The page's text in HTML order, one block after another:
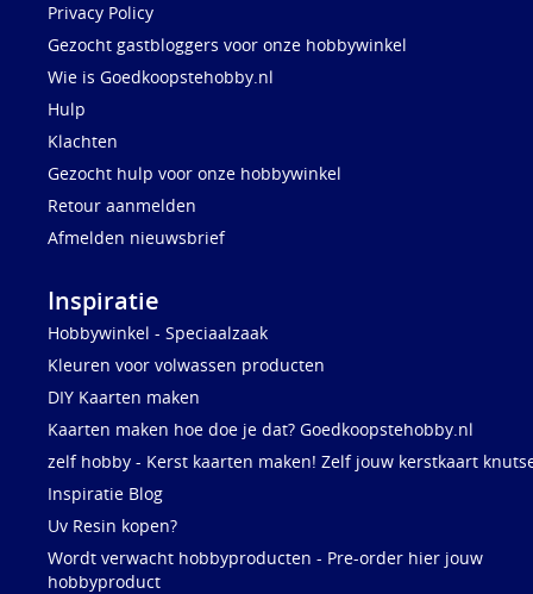
Privacy Policy
Gezocht gastbloggers voor onze hobbywinkel
Wie is Goedkoopstehobby.nl
Hulp
Klachten
Gezocht hulp voor onze hobbywinkel
Retour aanmelden
Afmelden nieuwsbrief
Inspiratie
Hobbywinkel - Speciaalzaak
Kleuren voor volwassen producten
DIY Kaarten maken
Kaarten maken hoe doe je dat? Goedkoopstehobby.nl
zelf hobby - Kerst kaarten maken! Zelf jouw kerstkaart
Inspiratie Blog
Uv Resin kopen?
Wordt verwacht hobbyproducten - Pre-order hier jouw
hobbyproduct